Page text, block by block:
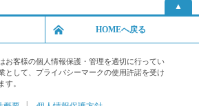
▲
HOMEへ戻る
お客様の個人情報保護・管理を適切に行ってい
として、プライバシーマークの使用許諾を受け
す。